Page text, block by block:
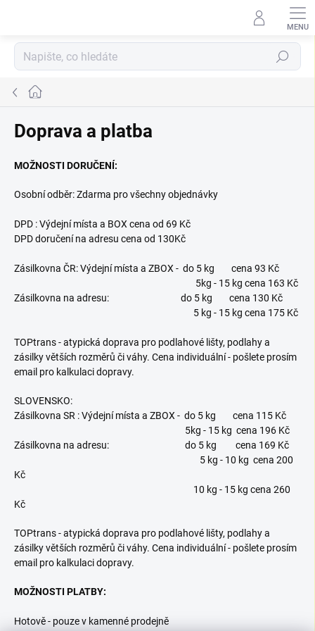
Hledat
Domů
Doprava a platba
MOŽNOSTI DORUČENÍ:
Osobní odběr: Zdarma pro všechny objednávky
DPD : Výdejní místa a BOX cena od 69 Kč
DPD doručení na adresu cena od 130Kč
Zásilkovna ČR: Výdejní místa a ZBOX - do 5 kg cena 93 Kč
5kg - 15 kg cena 163 Kč
Zásilkovna na adresu: do 5 kg cena 130 Kč
5 kg - 15 kg cena 175 Kč
TOPtrans - atypická doprava pro podlahové lišty, podlahy a
zásilky větších rozměrů či váhy. Cena individuální - pošlete prosím
email pro kalkulaci dopravy.
SLOVENSKO:
Zásilkovna SR : Výdejní místa a ZBOX - do 5 kg cena 115 Kč
5kg - 15 kg cena 196 Kč
Zásilkovna na adresu: do 5 kg cena 169 Kč
5 kg - 10 kg cena 200
Kč
10 kg - 15 kg cena 260
Kč
TOPtrans - atypická doprava pro podlahové lišty, podlahy a
zásilky větších rozměrů či váhy. Cena individuální - pošlete prosím
email pro kalkulaci dopravy.
MOŽNOSTI PLATBY:
Hotově - pouze v kamenné prodejně